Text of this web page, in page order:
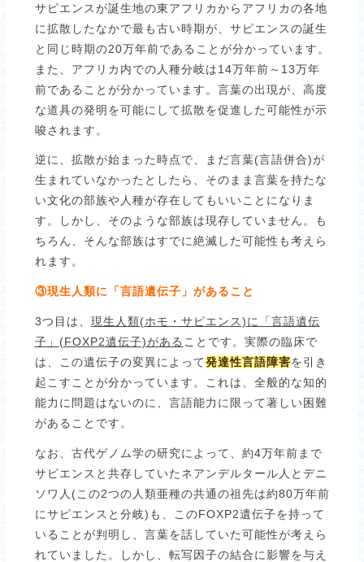
サピエンスが誕生地の東アフリカからアフリカの各地
に拡散したなかで最も古い時期が、サピエンスの誕生
と同じ時期の20万年前であることが分かっています。
また、アフリカ内での人種分岐は14万年前～13万年
前であることが分かっています。言葉の出現が、高度
な道具の発明を可能にして拡散を促進した可能性が示
唆されます。
逆に、拡散が始まった時点で、まだ言葉(言語併合)が
生まれていなかったとしたら、そのまま言葉を持たな
い文化の部族や人種が存在してもいいことになりま
す。しかし、そのような部族は現存していません。も
ちろん、そんな部族はすでに絶滅した可能性も考えら
れます。
③現生人類に「言語遺伝子」があること
3つ目は、 現生人類(ホモ・サピエンス)に「言語遺伝
子」(FOXP2遺伝子)がある ことです。実際の臨床で
は、この遺伝子の変異によって発達性言語障害を引き
起こすことが分かっています。これは、全般的な知的
能力に問題はないのに、言語能力に限って著しい困難
があることです。
なお、古代ゲノム学の研究によって、約4万年前まで
サピエンスと共存していたネアンデルタール人とデニ
ソワ人(この2つの人類亜種の共通の祖先は約80万年前
にサピエンスと分岐)も、このFOXP2遺伝子を持って
いることが判明し、言葉を話していた可能性が考えら
れていました。しかし、転写因子の結合に影響を与え